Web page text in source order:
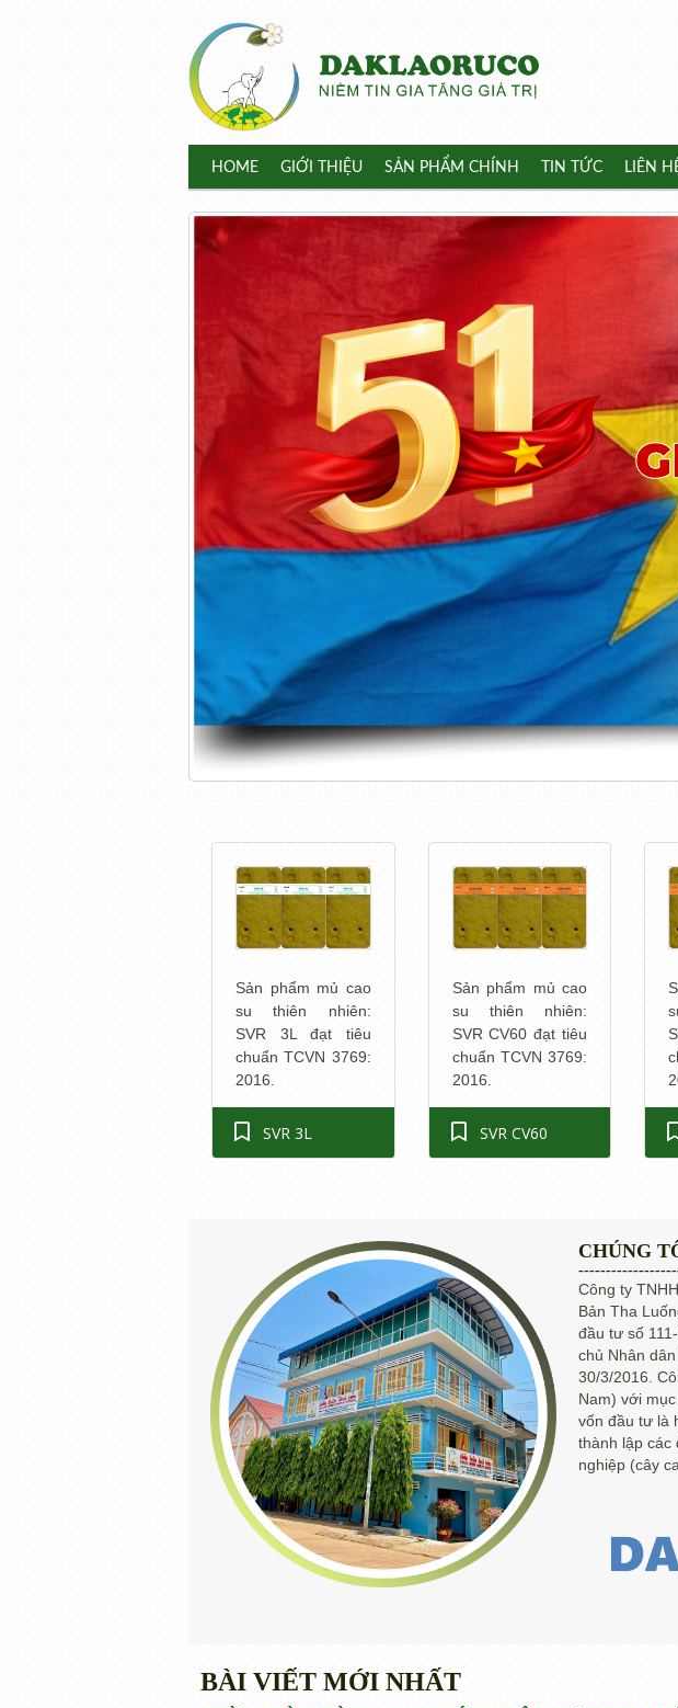
HOME GIỚI THIỆU SẢN PHẨM CHÍNH TIN TỨC LIÊN
Sản phẩm mủ cao
su thiên nhiên:
SVR 3L đạt tiêu
chuẩn TCVN 3769:
2016.
SVR 3L
Sản phẩm mủ cao
su thiên nhiên:
SVR CV60 đạt tiêu
chuẩn TCVN 3769:
2016.
SVR CV60
CHÚNG
Công ty
Bản Tha
đầu tư số
chủ Nhân
30/3/2016.
Nam) với
vốn đầu tư là
thành lập các
nghiệp (cây
BÀI VIẾT MỚI NHẤT